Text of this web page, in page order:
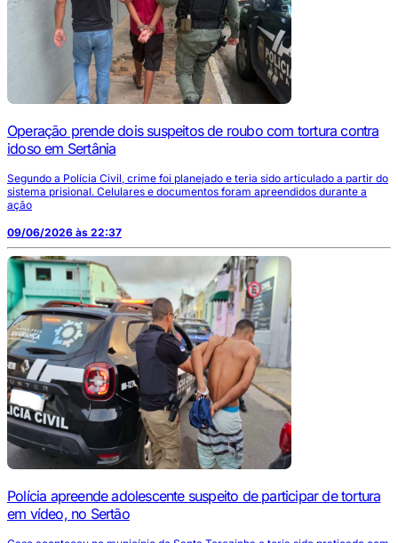
Operação prende dois suspeitos de roubo com tortura contra
idoso em Sertânia
Segundo a Polícia Civil, crime foi planejado e teria sido articulado a partir do
sistema prisional. Celulares e documentos foram apreendidos durante a
ação
09/06/2026 às 22:37
Polícia apreende adolescente suspeito de participar de tortura
em vídeo, no Sertão